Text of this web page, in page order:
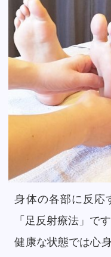
身体の各部に反応
「足反射療法」です
健康な状態では心